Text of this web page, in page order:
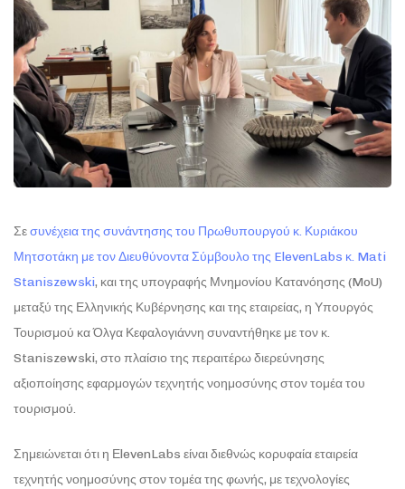
Σεσυνέχεια της συνάντησης του Πρωθυπουργού κ. Κυριάκου
Μητσοτάκη με τον Διευθύνοντα Σύμβουλο της ElevenLabs κ. Mati
Staniszewski, και της υπογραφής Μνημονίου Κατανόησης (MoU)
μεταξύ της Ελληνικής Κυβέρνησης και της εταιρείας, η Υπουργός
Τουρισμού κα Όλγα Κεφαλογιάννη συναντήθηκε με τον κ.
Staniszewski, στο πλαίσιο της περαιτέρω διερεύνησης
αξιοποίησης εφαρμογών τεχνητής νοημοσύνης στον τομέα του
τουρισμού.
Σημειώνεται ότι η ΕlevenLabs είναι διεθνώς κορυφαία εταιρεία
τεχνητής νοημοσύνης στον τομέα της φωνής, με τεχνολογίες